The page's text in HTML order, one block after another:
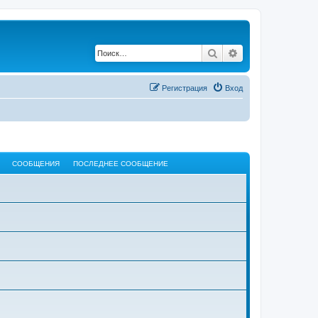
Поиск
Вход
Регистрация
СООБЩЕНИЯ ПОСЛЕДНЕЕ СООБЩЕНИЕ